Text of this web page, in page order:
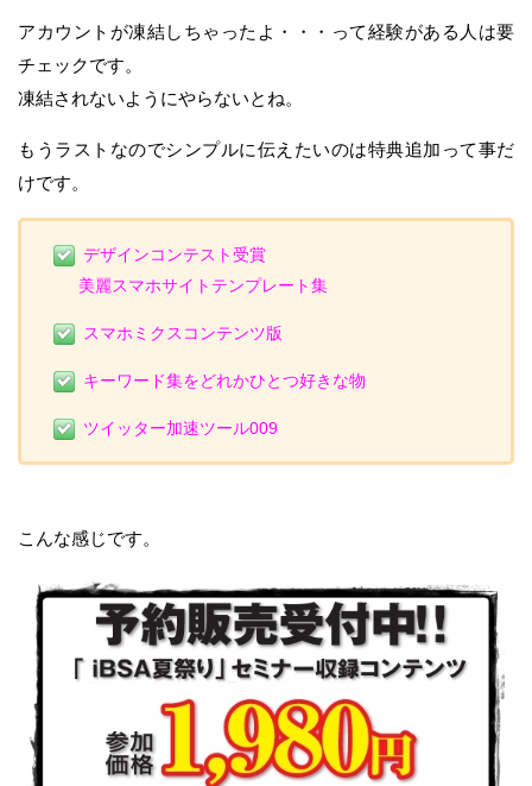
アカウントが凍結しちゃったよ・・・って経験がある人は要
チェックです。
凍結されないようにやらないとね。
もうラストなのでシンプルに伝えたいのは特典追加って事だ
けです。
デザインコンテスト受賞
美麗スマホサイトテンプレート集
スマホミクスコンテンツ版
キーワード集をどれかひとつ好きな物
ツイッター加速ツール009
こんな感じです。